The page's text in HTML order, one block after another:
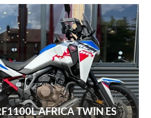
AFRICA TWIN ES